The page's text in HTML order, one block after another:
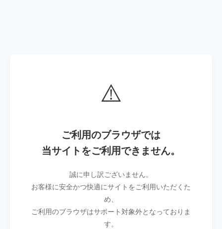
⚠️
ご利用のブラウザでは
当サイトをご利用できません。
誠に申し訳ございません。
お客様に安全かつ快適にサイトをご利用いただくた
め、
ご利用のブラウザはサポート対象外となっておりま
す。